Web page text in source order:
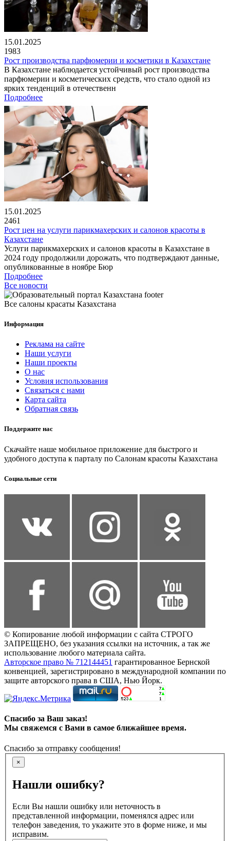
15.01.2025
1983
Рост производства парфюмерии и косметики в Казахстане
В Казахстане наблюдается устойчивый рост производства
парфюмерии и косметических средств, что стало одной из
ярких тенденций в отечественн
Подробнее
15.01.2025
2461
Рост цен на услуги парикмахерских и салонов красоты в
Казахстане
Услуги парикмахерских и салонов красоты в Казахстане в
2024 году продолжили дорожать, что подтверждают данные,
опубликованные в ноябре Бюр
Подробнее
Все новости
Все салоны красаты Казахстана
Информация
Реклама на сайте
Наши услуги
Наши проекты
О нас
Условия использования
Связаться с нами
Карта сайта
Обратная связь
Поддержите нас
Скачайте наше мобильное приложение для быстрого и
удобного доступа к парталу по Салонам красоты Казахстана
Социальные сети
© Копирование любой информации с сайта СТРОГО
ЗАПРЕЩЕНО, без указания ссылки на источник, а так же
использование любого материала сайта.
Авторское право № 712144451 гарантированное Бернской
конвенцией, зарегистрировано в международной компании по
защите авторского права в США, Нью Йорк.
Спасибо за Ваш заказ!
Мы свяжемся с Вами в самое ближайшее время.
Спасибо за отправку сообщения!
×
Нашли ошибку?
Если Вы нашли ошибку или неточность в
представленной информации, поменялся адрес или
телефон заведения, то укажите это в форме ниже, и мы
исправим.